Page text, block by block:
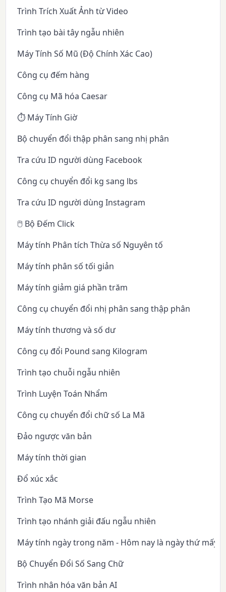
Trình Trích Xuất Ảnh từ Video
Trình tạo bài tây ngẫu nhiên
Máy Tính Số Mũ (Độ Chính Xác Cao)
Công cụ đếm hàng
Công cụ Mã hóa Caesar
⏱️ Máy Tính Giờ
Bộ chuyển đổi thập phân sang nhị phân
Tra cứu ID người dùng Facebook
Công cụ chuyển đổi kg sang lbs
Tra cứu ID người dùng Instagram
🖱️ Bộ Đếm Click
Máy tính Phân tích Thừa số Nguyên tố
Máy tính phân số tối giản
Máy tính giảm giá phần trăm
Công cụ chuyển đổi nhị phân sang thập phân
Máy tính thương và số dư
Công cụ đổi Pound sang Kilogram
Trình tạo chuỗi ngẫu nhiên
Trình Luyện Toán Nhẩm
Công cụ chuyển đổi chữ số La Mã
Đảo ngược văn bản
Máy tính thời gian
Đổ xúc xắc
Trình Tạo Mã Morse
Trình tạo nhánh giải đấu ngẫu nhiên
Máy tính ngày trong năm - Hôm nay là ngày thứ mấy
Bộ Chuyển Đổi Số Sang Chữ
Trình nhân hóa văn bản AI